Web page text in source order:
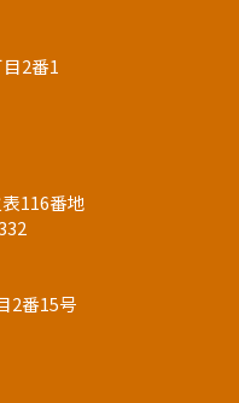
2番1
116番地
2番15号